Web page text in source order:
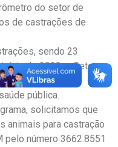
do setor de
de castrações de
sendo 23
de 2023, o Setor
castrações,
pública.
solicitamos que
animais para castração
pelo número 3662.8551